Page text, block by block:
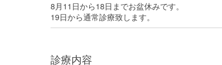
8月11日から18日までお盆休みです。
19日から通常診療致します。
診療内容